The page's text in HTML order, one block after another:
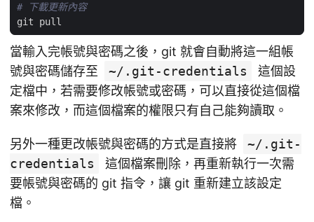
# 下載更新內容
當輸入完帳號與密碼之後，git 就會自動將這一組帳
號與密碼儲存至
~/.git-credentials
這個設
定檔中，若需要修改帳號或密碼，可以直接從這個檔
案來修改，而這個檔案的權限只有自己能夠讀取。
另外一種更改帳號與密碼的方式是直接將
~/.git-
credentials
這個檔案刪除，再重新執行一次需
要帳號與密碼的 git 指令，讓 git 重新建立該設定
檔。